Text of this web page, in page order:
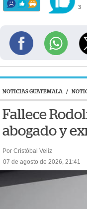
3
NOTICIAS GUATEMALA /
Fallece
abogado y
Por Cristóbal Veliz
07 de agosto de 2026, 21:41